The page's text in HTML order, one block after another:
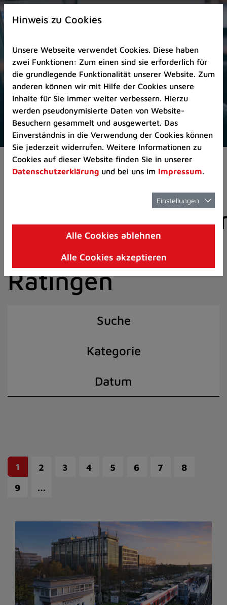
Zur
Startseite
Zum
Seitenanfang
springen
(Schnelltaste
A)
Zur
Navigation/Menü
springen
(Schnelltaste
M)
Zur
8)
I)
Aktuelles Pressemitteilungen
der Stadt
Ratingen
Suche
Kategorie
Datum
1 2 3 4 5 6 7
8
9
…
Hinweis zu Cookies
Unsere Webseite verwendet Cookies. Diese haben
zwei Funktionen: Zum einen sind sie erforderlich für
die grundlegende Funktionalität unserer Website. Zum
anderen können wir mit Hilfe der Cookies unsere
Inhalte für Sie immer weiter verbessern. Hierzu
werden pseudonymisierte Daten von Website-
Besuchern gesammelt und ausgewertet. Das
Einverständnis in die Verwendung der Cookies können
Sie jederzeit widerrufen. Weitere Informationen zu
Cookies auf dieser Website finden Sie in unserer
Datenschutzerklärung und bei uns im Impressum.
Einstellungen
Alle Cookies ablehnen
Alle Cookies akzeptieren